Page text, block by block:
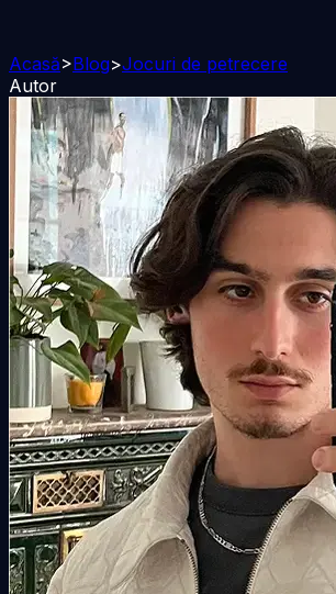
Acasă>Blog>Jocuri de petrecere
Autor